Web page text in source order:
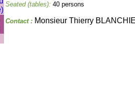
Seated (tables): 40 persons
Contact : Monsieur Thierry